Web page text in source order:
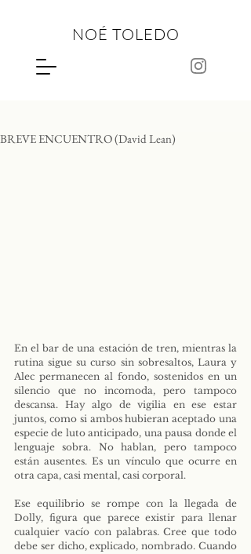
NOÉ TOLEDO
BREVE ENCUENTRO (David Lean)
En el bar de una estación de tren, mientras la
rutina sigue su curso sin sobresaltos, Laura y
Alec permanecen al fondo, sostenidos en un
silencio que no incomoda, pero tampoco
descansa. Hay algo de vigilia en ese estar
juntos, como si ambos hubieran aceptado una
especie de luto anticipado, una pausa donde el
lenguaje sobra. No hablan, pero tampoco
están ausentes. Es un vínculo que ocurre en
otra capa, casi mental, casi corporal.
Ese equilibrio se rompe con la llegada de
Dolly, figura que parece existir para llenar
cualquier vacío con palabras. Cree que todo
debe ser dicho, explicado, nombrado. Cuando